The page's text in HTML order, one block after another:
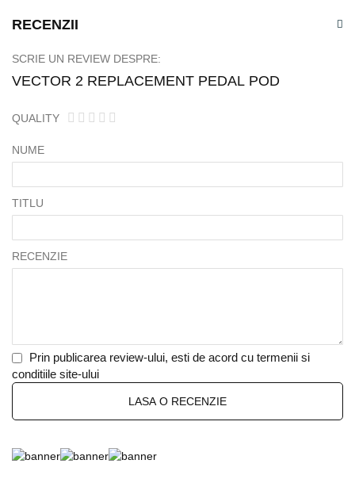
RECENZII
SCRIE UN REVIEW DESPRE:
VECTOR 2 REPLACEMENT PEDAL POD
QUALITY
NUME
TITLU
RECENZIE
Prin publicarea review-ului, esti de acord cu termenii si
conditiile site-ului
LASA O RECENZIE